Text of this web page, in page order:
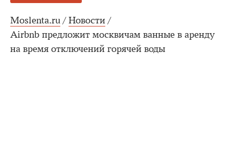
Moslenta.ru / Новости /
Airbnb предложит москвичам ванные в аренду
на время отключений горячей воды